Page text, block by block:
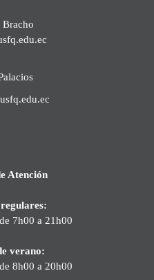
Atención
7h00 a 21h00
verano:
8h00 a 20h00